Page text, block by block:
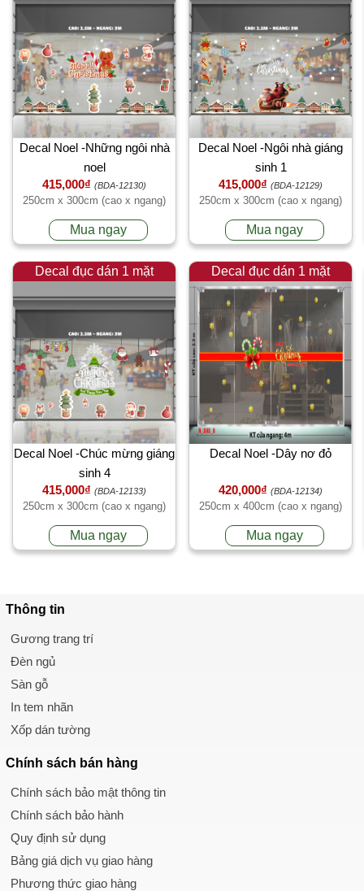
Decal Noel -Những ngôi nhà
noel
415,000₫ (BDA-12130)
250cm x 300cm (cao x ngang)
Mua ngay
Decal Noel -Ngôi nhà giáng
sinh 1
415,000₫ (BDA-12129)
250cm x 300cm (cao x ngang)
Mua ngay
Decal đục dán 1 mặt
Decal Noel -Chúc mừng giáng
sinh 4
415,000₫ (BDA-12133)
250cm x 300cm (cao x ngang)
Mua ngay
Decal đục dán 1 mặt
Decal Noel -Dây nơ đỏ
420,000₫ (BDA-12134)
250cm x 400cm (cao x ngang)
Mua ngay
Thông tin
Gương trang trí
Đèn ngủ
Sàn gỗ
In tem nhãn
Xốp dán tường
Chính sách bán hàng
Chính sách bảo mật thông tin
Chính sách bảo hành
Quy định sử dụng
Bảng giá dịch vụ giao hàng
Phương thức giao hàng